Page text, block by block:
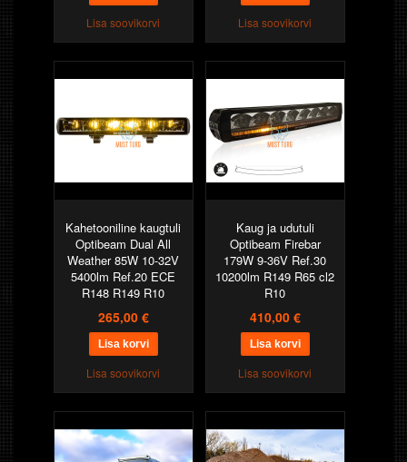
Lisa soovikorvi Lisa soovikorvi
Kahetooniline kaugtuli
Optibeam Dual All
Weather 85W 10-32V
5400lm Ref.20 ECE
R148 R149 R10
265,00 €
Lisa soovikorvi
Kaug ja udutuli
Optibeam Firebar
179W 9-36V Ref.30
10200lm R149 R65 cl2
R10
410,00 €
Lisa soovikorvi